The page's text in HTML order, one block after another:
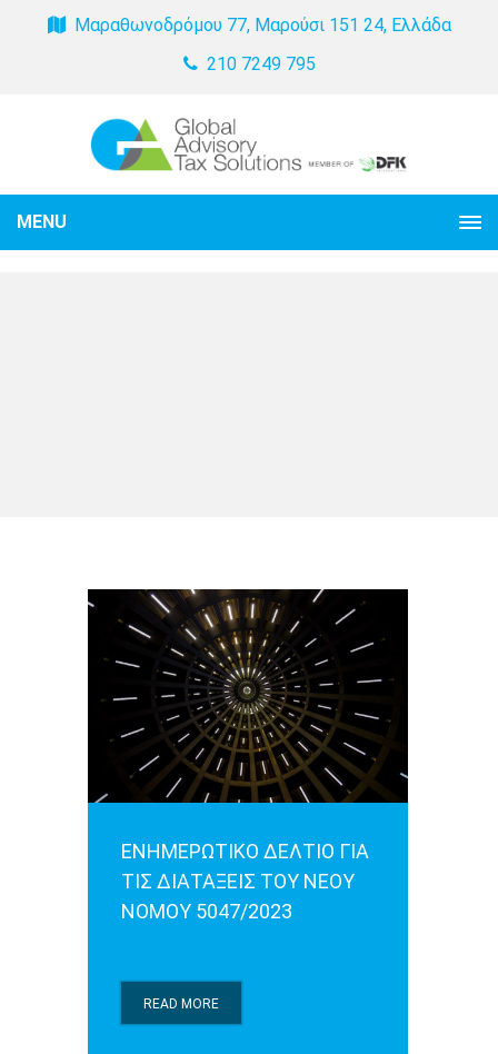
Μαραθωνοδρόμου 77, Μαρούσι 151 24, Ελλάδα
210 7249 795
MENU
ΕΝΗΜΕΡΩΤΙΚΟ ΔΕΛΤΙΟ ΓΙΑ
ΤΙΣ ΔΙΑΤΑΞΕΙΣ ΤΟΥ ΝΕΟΥ
ΝΟΜΟΥ 5047/2023
READ MORE